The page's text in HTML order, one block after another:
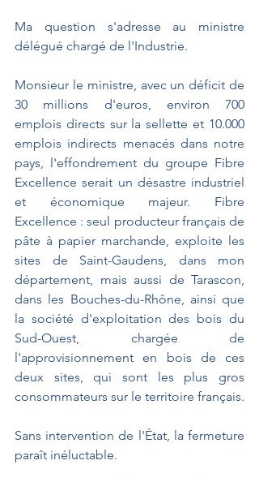
Ma question s'adresse au ministre
délégué chargé de l'Industrie.
Monsieur le ministre, avec un déficit de
30 millions d'euros, environ 700
emplois directs sur la sellette et 10.000
emplois indirects menacés dans notre
pays, l'effondrement du groupe Fibre
Excellence serait un désastre industriel
et économique majeur. Fibre
Excellence : seul producteur français de
pâte à papier marchande, exploite les
sites de Saint-Gaudens, dans mon
département, mais aussi de Tarascon,
dans les Bouches-du-Rhône, ainsi que
la société d'exploitation des bois du
Sud-Ouest, chargée de
l'approvisionnement en bois de ces
deux sites, qui sont les plus gros
consommateurs sur le territoire français.
Sans intervention de l'État, la fermeture
paraît inéluctable.